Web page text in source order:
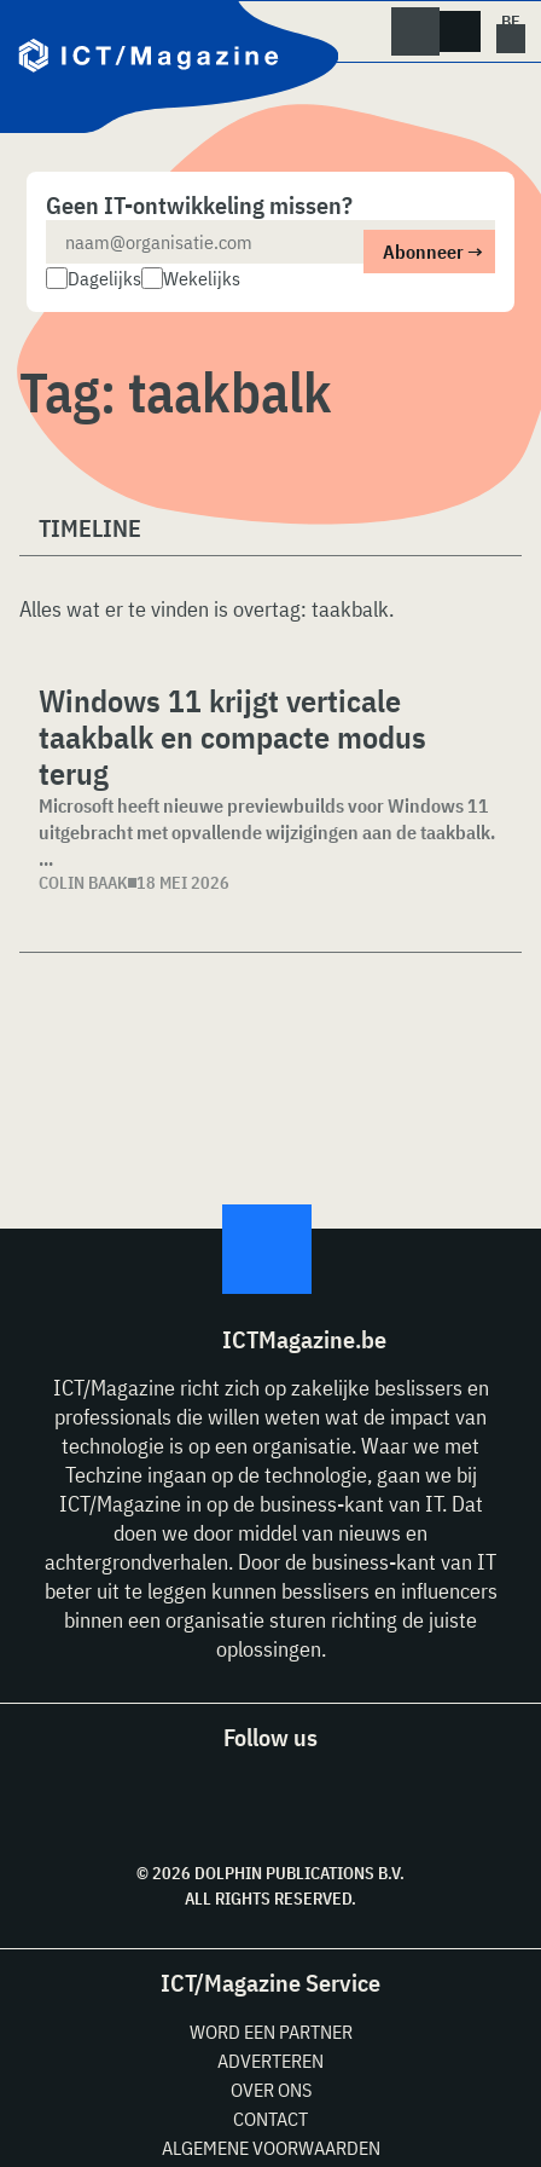
naar
content
Geen IT-ontwikkeling missen?
Dagelijks Wekelijks
Tag: taakbalk
TIMELINE
Alles wat er te vinden is overtag: taakbalk.
Windows 11 krijgt verticale
taakbalk en compacte modus
terug
Microsoft heeft nieuwe previewbuilds voor Windows 11
uitgebracht met opvallende wijzigingen aan de taakbalk.
...
COLIN BAAK 18 MEI 2026
ICTMagazine.be
ICT/Magazine richt zich op zakelijke beslissers en
professionals die willen weten wat de impact van
technologie is op een organisatie. Waar we met
Techzine ingaan op de technologie, gaan we bij
ICT/Magazine in op de business-kant van IT. Dat
doen we door middel van nieuws en
achtergrondverhalen. Door de business-kant van IT
beter uit te leggen kunnen besslisers en influencers
binnen een organisatie sturen richting de juiste
oplossingen.
Follow us
© 2026 DOLPHIN PUBLICATIONS B.V.
ALL RIGHTS RESERVED.
ICT/Magazine Service
WORD EEN PARTNER
ADVERTEREN
OVER ONS
CONTACT
ALGEMENE VOORWAARDEN